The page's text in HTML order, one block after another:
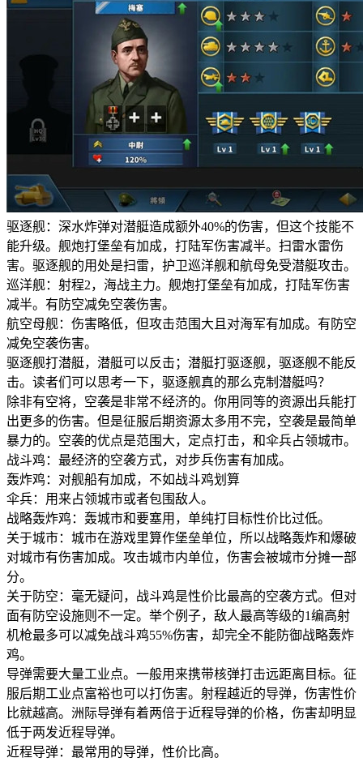
驱逐舰：深水炸弹对潜艇造成额外40%的伤害，但这个技能不
能升级。舰炮打堡垒有加成，打陆军伤害减半。扫雷水雷伤
害。驱逐舰的用处是扫雷，护卫巡洋舰和航母免受潜艇攻击。
巡洋舰：射程2，海战主力。舰炮打堡垒有加成，打陆军伤害
减半。有防空减免空袭伤害。
航空母舰：伤害略低，但攻击范围大且对海军有加成。有防空
减免空袭伤害。
驱逐舰打潜艇，潜艇可以反击；潜艇打驱逐舰，驱逐舰不能反
击。读者们可以思考一下，驱逐舰真的那么克制潜艇吗？
除非有空将，空袭是非常不经济的。你用同等的资源出兵能打
出更多的伤害。但是征服后期资源太多用不完，空袭是最简单
暴力的。空袭的优点是范围大，定点打击，和伞兵占领城市。
战斗鸡：最经济的空袭方式，对步兵伤害有加成。
轰炸鸡：对舰船有加成，不如战斗鸡划算
伞兵：用来占领城市或者包围敌人。
战略轰炸鸡：轰城市和要塞用，单纯打目标性价比过低。
关于城市：城市在游戏里算作堡垒单位，所以战略轰炸和爆破
对城市有伤害加成。攻击城市内单位，伤害会被城市分摊一部
分。
关于防空：毫无疑问，战斗鸡是性价比最高的空袭方式。但对
面有防空设施则不一定。举个例子，敌人最高等级的1编高射
机枪最多可以减免战斗鸡55%伤害，却完全不能防御战略轰炸
鸡。
导弹需要大量工业点。一般用来携带核弹打击远距离目标。征
服后期工业点富裕也可以打伤害。射程越近的导弹，伤害性价
比就越高。洲际导弹有着两倍于近程导弹的价格，伤害却明显
低于两发近程导弹。
近程导弹：最常用的导弹，性价比高。